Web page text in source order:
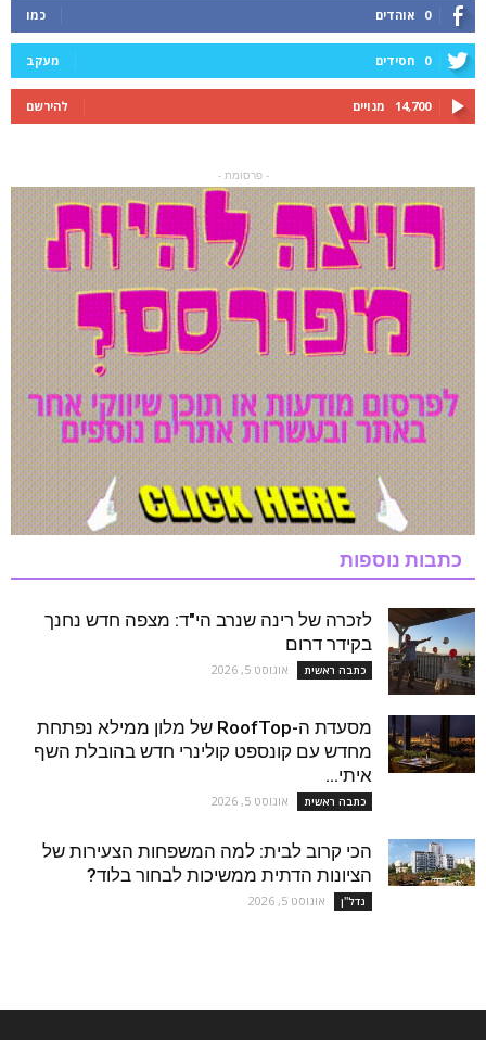
0 אוהדים כמו
0 חסידים מעקב
14,700 מנויים להירשם
- פרסומת -
כתבות נוספות
לזכרה של רינה שנרב הי"ד: מצפה חדש נחנך
בקידר דרום
כתבה ראשית אוגוסט 5, 2026
מסעדת ה-RoofTop של מלון ממילא נפתחת
מחדש עם קונספט קולינרי חדש בהובלת השף
איתי...
כתבה ראשית אוגוסט 5, 2026
הכי קרוב לבית: למה המשפחות הצעירות של
הציונות הדתית ממשיכות לבחור בלוד?
נדל''ן אוגוסט 5, 2026